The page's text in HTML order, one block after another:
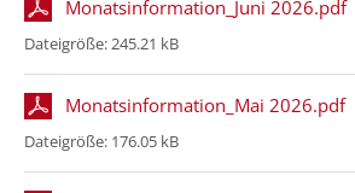
Monatsinformation_Juni 2026.pdf
Dateigröße:245.21 kB
Monatsinformation_Mai 2026.pdf
Dateigröße: 176.05 kB